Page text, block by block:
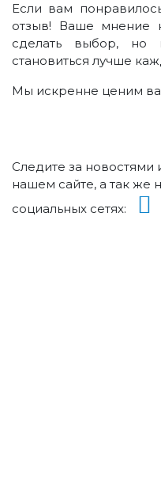
Если вам
отзыв! Ваше мнение
сделать выбор, но
становиться лучше
Мы искренне ценим
Следите за
нашем сайте, а так же
социальных сетях: